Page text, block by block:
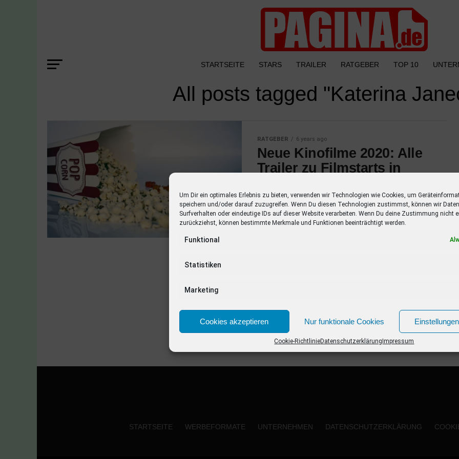
Um Dir ein optimales Erlebnis zu bieten, verwenden wir Technologien wie Cookies, um
speichern und/oder darauf zuzugreifen. Wenn Du diesen Technologien zustimmst, können wir
Surfverhalten oder eindeutige IDs auf dieser Website verarbeiten. Wenn Du deine Zustimmung nicht
zurückziehst, können bestimmte Merkmale und Funktionen beeinträchtigt werden.
Funktional
Statistiken
Marketing
Cookies akzeptieren Nur funktionale Cookies
Cookie-RichtlinieDatenschutzerklärung Impressum
STARTSEITE STARS TRAILER RATGEBER TOP 10
All posts tagged "Katerina
RATGEBER 6 years ago
Neue Kinofilme 2020: Alle
Trailer zu Filmstarts in
Entdecke alle Trailer zu Filmstarts in diesem
Jahr mit einer Übersicht der Schauspieler.
Verpasse keinen Film mehr mit dieser Liste!
STARTSEITE WERBEFORMATE UNTERNEHMEN DATENSCHUTZERKLÄRUNG